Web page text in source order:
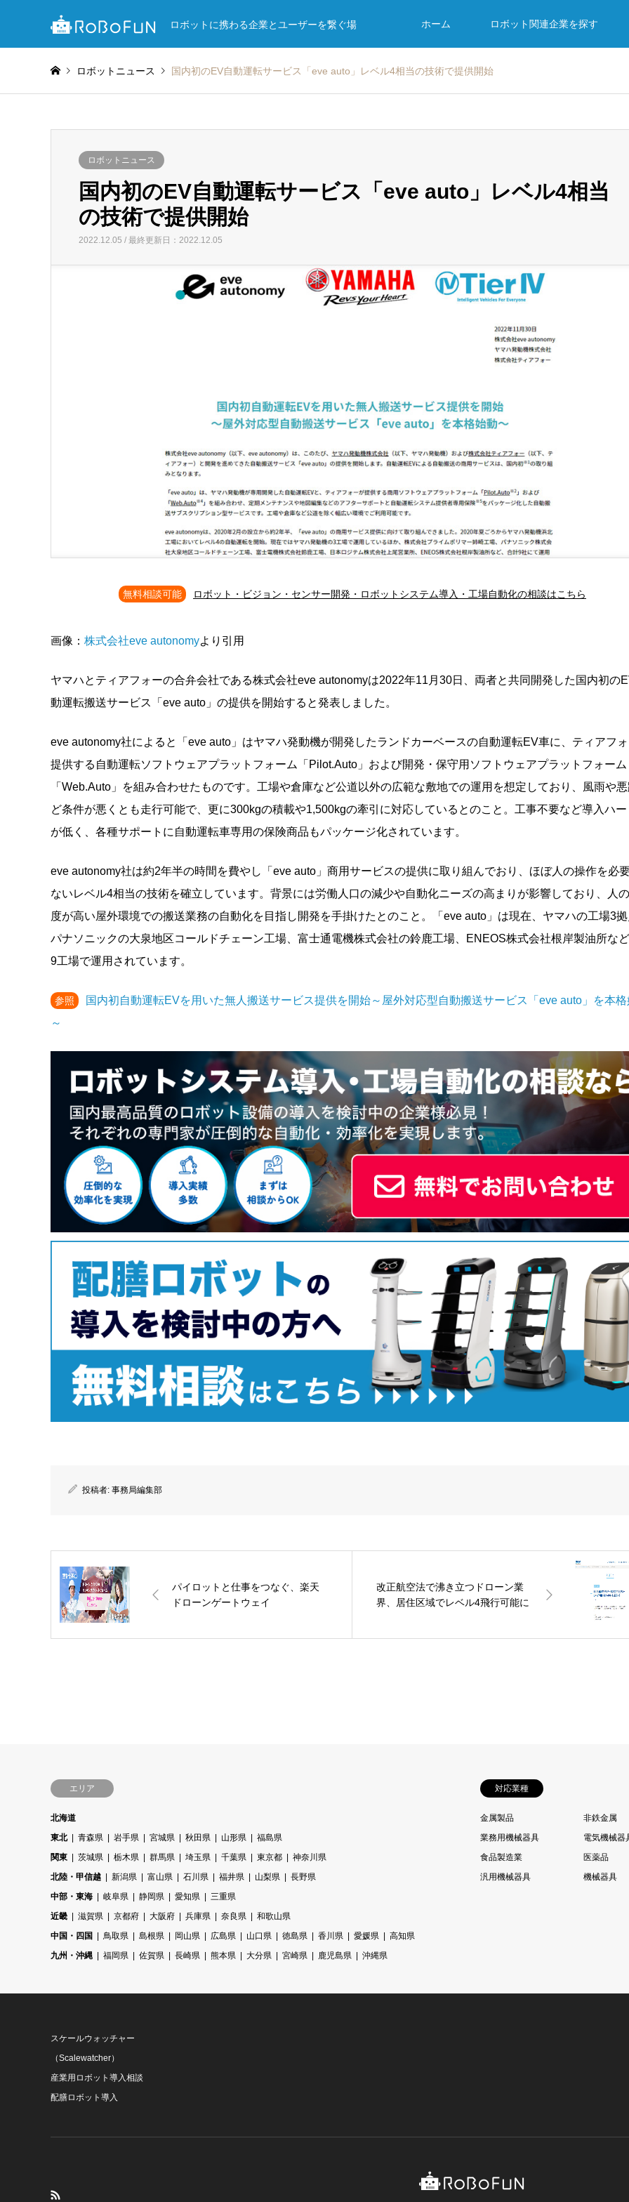
ロボットに携わる企業とユーザーを繋ぐ場 ホーム ロボット関連企業を探す
ロボットニュース 国内初のEV自動運転サービス「eve auto」レベル4相当の技術で提供開始
ロボットニュース
国内初のEV自動運転サービス「eve auto」レベル4相当
の技術で提供開始
2022.12.05 / 最終更新日：2022.12.05
無料相談可能 ロボット・ビジョン・センサー開発・ロボットシステム導入・工場自動化の相談はこちら
画像： 株式会社eve autonomyより引用
ヤマハとティアフォーの合弁会社である株式会社eve autonomyは2022年11月30日、両者と共同開発した国内初の
動運転搬送サービス「eve auto」の提供を開始すると発表しました。
eve autonomy社によると「eve auto」はヤマハ発動機が開発したランドカーベースの自動運転EV車に、ティアフ
提供する自動運転ソフトウェアプラットフォーム「Pilot.Auto」および開発・保守用ソフトウェアプラットフォーム
「Web.Auto」を組み合わせたものです。工場や倉庫など公道以外の広範な敷地での運用を想定しており、風雨や
ど条件が悪くとも走行可能で、更に300kgの積載や1,500kgの牽引に対応しているとのこと。工事不要など導入ハ
が低く、各種サポートに自動運転車専用の保険商品もパッケージ化されています。
eve autonomy社は約2年半の時間を費やし「eve auto」商用サービスの提供に取り組んでおり、ほぼ人の操作を必
ないレベル4相当の技術を確立しています。背景には労働人口の減少や自動化ニーズの高まりが影響しており、人
度が高い屋外環境での搬送業務の自動化を目指し開発を手掛けたとのこと。「eve auto」は現在、ヤマハの工場3
パナソニックの大泉地区コールドチェーン工場、富士通電機株式会社の鈴鹿工場、ENEOS株式会社根岸製油所な
9工場で運用されています。
参照
国内初自動運転EVを用いた無人搬送サービス提供を開始～屋外対応型自動搬送サービス「eve auto」を本
～
投稿者: 事務局編集部
パイロットと仕事をつなぐ、楽天
ドローンゲートウェイ
改正航空法で沸き立つドローン業
界、居住区域でレベル4飛行可能に
エリア
北海道
東北
青森県 岩手県 宮城県 秋田県 山形県
福島県
関東
茨城県 栃木県 群馬県 埼玉県 千葉県 東京都
神奈川県
北陸・甲信越
新潟県 富山県 石川県 福井県 山梨県
長野県
中部・東海
岐阜県 静岡県 愛知県
三重県
近畿
滋賀県 京都府 大阪府 兵庫県 奈良県
和歌山県
中国・四国
鳥取県 島根県 岡山県 広島県 山口県 徳島県 香川県 愛媛県
高知県
九州・沖縄
福岡県 佐賀県 長崎県 熊本県 大分県 宮崎県 鹿児島県 沖縄県
対応業種
金属製品
非鉄金属
業務用機械器具
電気機械器
食品製造業
医薬品
汎用機械器具
機械器具
スケールウォッチャー
（Scalewatcher）
産業用ロボット導入相談
配膳ロボット導入